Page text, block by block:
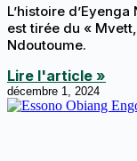
L’histoire
est tirée du «
Ndoutoume.
Lire l'article »
décembre 1, 2024